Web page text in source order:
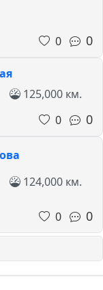
0 0
125,000 км.
0
0
124,000 км.
0 0